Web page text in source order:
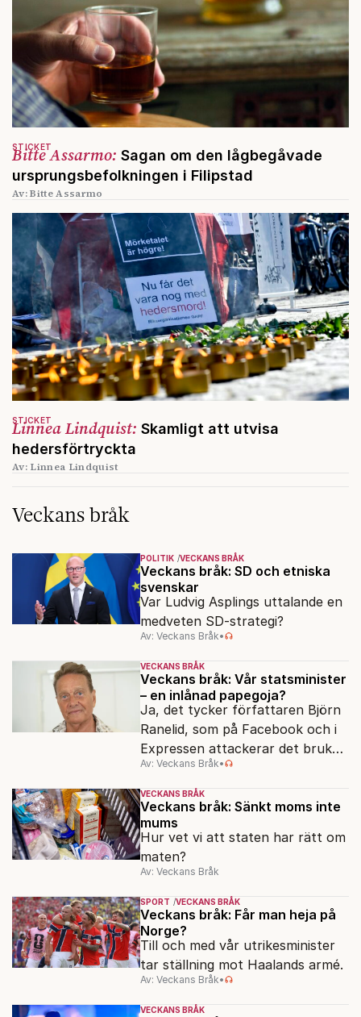
Bitte Assarmo: Sagan om den lågbegåvade
ursprungsbefolkningen i Filipstad
STICKET
Av: Bitte Assarmo
Linnea Lindquist: Skamligt att utvisa
hedersförtryckta
STICKET
Av: Linnea Lindquist
Veckans bråk
POLITIK VECKANS BRÅK
Veckans bråk: SD och etniska
svenskar
Var Ludvig Asplings uttalande en
medveten SD-strategi?
Av: Veckans Bråk•
VECKANS BRÅK
Veckans bråk: Vår statsminister
– en inlånad papegoja?
Ja, det tycker författaren Björn
Ranelid, som på Facebook och i
Expressen attackerar det bruket
av “svengelska” bland höga
samhällsföreträdare.
Av: Veckans Bråk•
VECKANS BRÅK
Veckans bråk: Sänkt moms inte
mums
Hur vet vi att staten har rätt om
maten?
Av: Veckans Bråk
SPORT VECKANS BRÅK
Veckans bråk: Får man heja på
Norge?
Till och med vår utrikesminister
tar ställning mot Haalands armé.
Av: Veckans Bråk•
VECKANS BRÅK